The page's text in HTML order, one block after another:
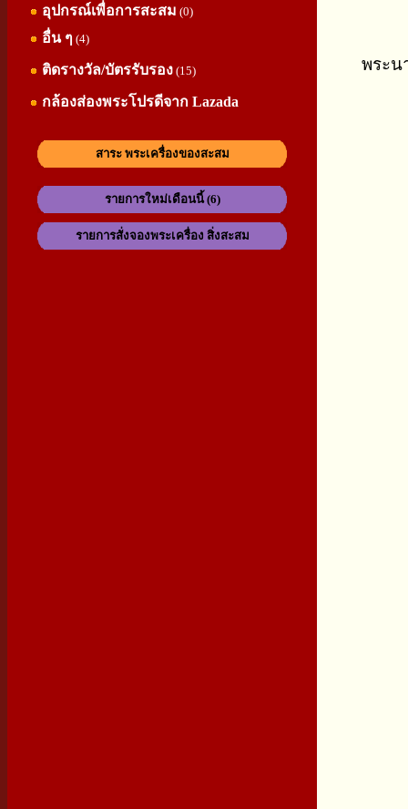
อุปกรณ์เพื่อการสะสม (0)
อื่น ๆ (4)
ติดรางวัล/บัตรรับรอง (15)
กล้องส่องพระโปรดีจาก Lazada
สาระ พระเครื่องของสะสม
รายการใหม่เดือนนี้ (6)
รายการสั่งจองพระเครื่อง สิ่งสะสม
พระน